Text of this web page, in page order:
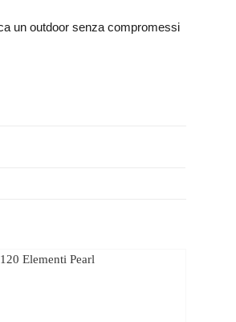
un outdoor senza compromessi